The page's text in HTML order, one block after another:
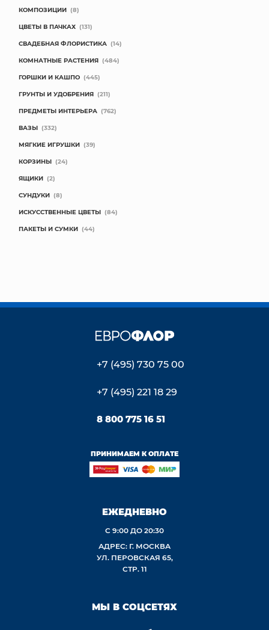
КОМПОЗИЦИИ (8)
ЦВЕТЫ В ПАЧКАХ (131)
СВАДЕБНАЯ ФЛОРИСТИКА (14)
КОМНАТНЫЕ РАСТЕНИЯ (484)
ГОРШКИ И КАШПО (445)
ГРУНТЫ И УДОБРЕНИЯ (211)
ПРЕДМЕТЫ ИНТЕРЬЕРА (762)
ВАЗЫ (332)
МЯГКИЕ ИГРУШКИ (39)
КОРЗИНЫ (24)
ЯЩИКИ (2)
СУНДУКИ (8)
ИСКУССТВЕННЫЕ ЦВЕТЫ (84)
ПАКЕТЫ И СУМКИ (44)
+7 (495) 730 75 00
+7 (495) 221 18 29
8 800 775 16 51
ПРИНИМАЕМ К ОПЛАТЕ
ЕЖЕДНЕВНО
С 9:00 ДО 20:30
АДРЕС: Г. МОСКВА
УЛ. ПЕРОВСКАЯ 65,
СТР. 11
МЫ В СОЦСЕТЯХ